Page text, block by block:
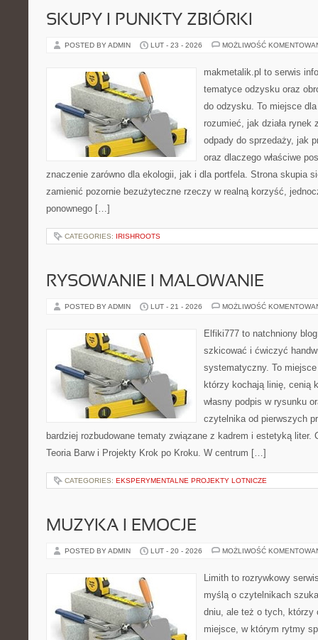
SKUPY I PUNKTY ZBIÓRKI
POSTED BY ADMIN LUT - 23 - 2026 MOŻLIWOŚĆ
makmetalik.pl to serwis
tematyce odzysku oraz
do odzysku. To miejsce
rozumieć, jak działa rynek
odpady do sprzedaży, jak
oraz dlaczego właściwe
znaczenie zarówno dla ekologii, jak i dla portfela. Strona skupia
zamienić pozornie bezużyteczne rzeczy w realną korzyść,
ponownego […]
CATEGORIES: IRISHROOTS
RYSOWANIE I MALOWANIE
POSTED BY ADMIN LUT - 21 - 2026 MOŻLIWOŚĆ
Elfiki777 to natchniony
szkicować i ćwiczyć
systematyczny. To
którzy kochają linię, cenią
własny podpis w rysunku
czytelnika od pierwszych
bardziej rozbudowane tematy związane z kadrem i estetyką liter.
Teoria Barw i Projekty Krok po Kroku. W centrum […]
CATEGORIES: EKSPERYMENTALNE PROJEKTY LOTNICZE
MUZYKA I EMOCJE
POSTED BY ADMIN LUT - 20 - 2026 MOŻLIWOŚĆ
Limith to rozrywkowy
myślą o czytelnikach
dniu, ale też o tych, którzy
miejsce, w którym rytmy